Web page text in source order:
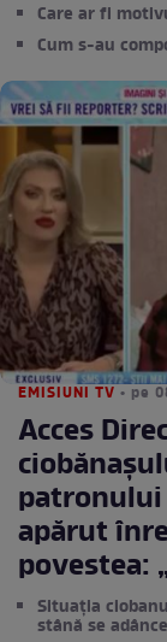
Care ar fi
Cum s-au
EMISIUNI TV • pe
Acces
apărut
povestea:
VIDEO
Situația
stână se